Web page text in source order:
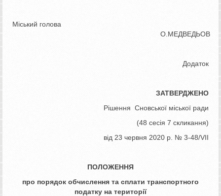
Міський голова
О.МЕДВЕДЬОВ
Додаток
ЗАТВЕРДЖЕНО
Рішення Сновської міської ради
(48 сесія 7 скликання)
від 23 червня 2020 р. № 3-48/VІІ
ПОЛОЖЕННЯ
про порядок обчислення та сплати транспортного
податку на території